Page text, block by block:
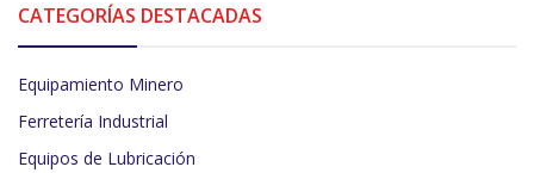
CATEGORÍAS DESTACADAS
Equipamiento Minero
Ferretería Industrial
Equipos de Lubricación